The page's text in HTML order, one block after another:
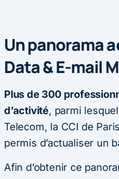
Un panorama
Data & E-mail
Plus de 300
d’activité, parmi
Telecom, la CCI de
permis d’actualiser un
Afin d’obtenir ce